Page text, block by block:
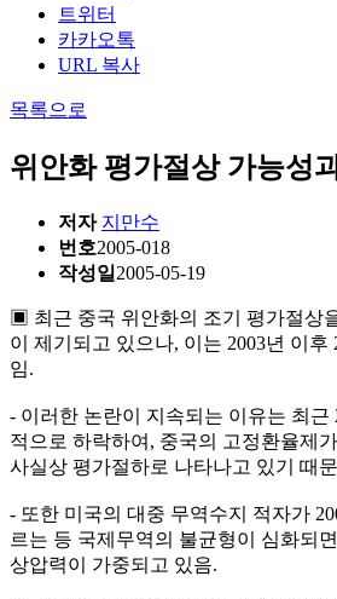
트위터
카카오톡
URL 복사
목록으로
위안화 평가절상 가능성
저자 지만수
번호2005-018
작성일 2005-05-19
▣ 최근 중국 위안화의 조기 평가절상
이 제기되고 있으나, 이는 2003년 이
임.
- 이러한 논란이 지속되는 이유는 최근
적으로 하락하여, 중국의 고정환율제
사실상 평가절하로 나타나고 있기 때
- 또한 미국의 대중 무역수지 적자가
르는 등 국제무역의 불균형이 심화되
상압력이 가중되고 있음.